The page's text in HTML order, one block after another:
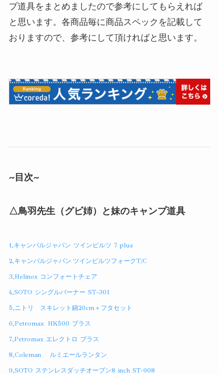
プ道具をまとめましたので参考にしてもらえれば
と思います。各商品毎に商品スペックを記載して
おりますので、参考にして頂ければと思います。
~目次~
△鳥羽先生（グビ姉）と妹のキャンプ道具
1,キャンパルジャパン ツインピルツ 7 plus
2,キャンパルジャパン ツインピルツフォークT/C
3,Helinox コンフォートチェア
4,SOTO シングルバーナー ST-301
5,ニトリ スキレット鍋20cm＋フタセット
6,Petromax HK500 ブラス
7,Petromax エレクトロ ブラス
8,Coleman ルミエールランタン
9,SOTO ステンレスダッチオーブン8 inch ST-908